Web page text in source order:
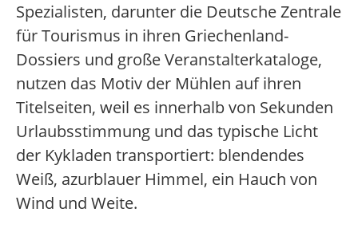
Spezialisten, darunter die Deutsche Zentrale
für Tourismus in ihren Griechenland-
Dossiers und große Veranstalterkataloge,
nutzen das Motiv der Mühlen auf ihren
Titelseiten, weil es innerhalb von Sekunden
Urlaubsstimmung und das typische Licht
der Kykladen transportiert: blendendes
Weiß, azurblauer Himmel, ein Hauch von
Wind und Weite.